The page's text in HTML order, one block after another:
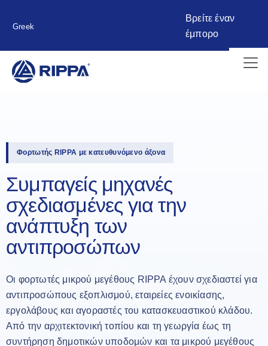
Greek
Βρείτε έναν
έμπορο
Φορτωτής RIPPA με κατευθυνόμενο άξονα
Συμπαγείς μηχανές
σχεδιασμένες για την
ανάπτυξη των
αντιπροσώπων
Οι φορτωτές μικρού μεγέθους RIPPA έχουν σχεδιαστεί για
αντιπροσώπους εξοπλισμού, εταιρείες ενοικίασης,
εργολάβους και αγοραστές του κατασκευαστικού κλάδου.
Από την αρχιτεκτονική τοπίου και τη γεωργία έως τη
συντήρηση δημοτικών υποδομών και τα μικρού μεγέθους